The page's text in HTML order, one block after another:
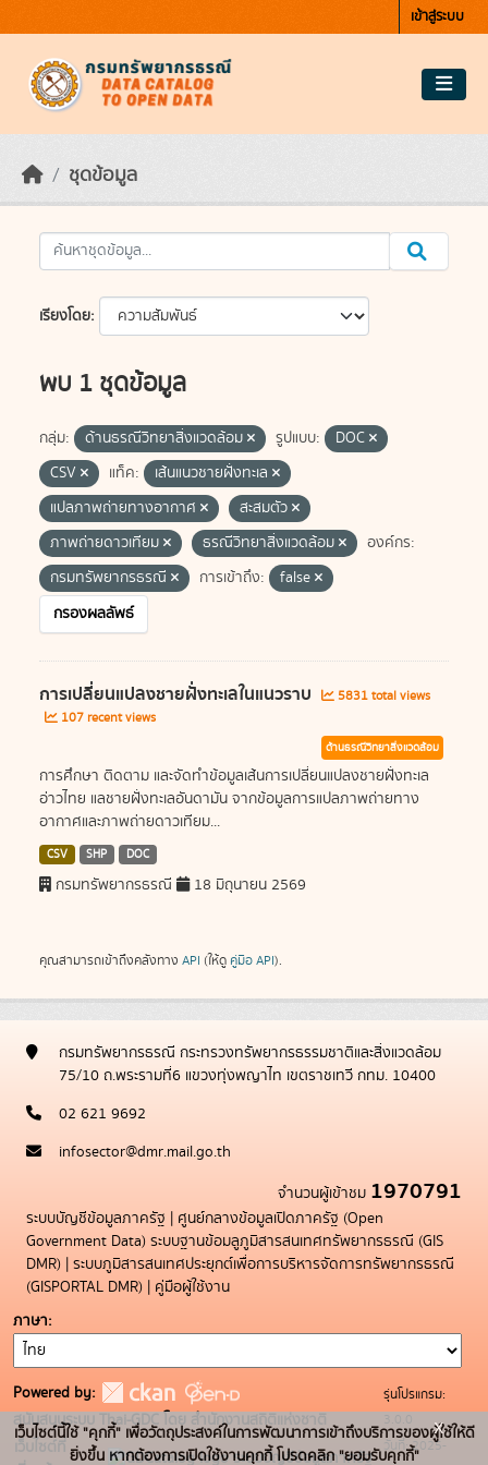
เข้าสู่ระบบ
ชุดข้อมูล
เรียงโดย
พบ 1 ชุดข้อมูล
กลุ่ม: ด้านธรณีวิทยาสิ่งแวดล้อม รูปแบบ:
DOC
CSV
แท็ค:
เส้นแนวชายฝั่งทะเล
แปลภาพถ่ายทางอากาศ
สะสมตัว
ภาพถ่ายดาวเทียม
ธรณีวิทยาสิ่งแวดล้อม
องค์กร:
กรมทรัพยากรธรณี
การเข้าถึง:
false
กรองผลลัพธ์
การเปลี่ยนแปลงชายฝั่งทะเลในแนวราบ
5831 total views
107 recent views
ด้านธรณีวิทยาสิ่งแวดล้อม
การศึกษา ติดตาม และจัดทำข้อมูลเส้นการเปลี่ยนแปลงชายฝั่งทะเล
อ่าวไทย แลชายฝั่งทะเลอันดามัน จากข้อมูลการแปลภาพถ่ายทาง
อากาศและภาพถ่ายดาวเทียม...
CSV SHP DOC
กรมทรัพยากรธรณี 18 มิถุนายน 2569
คุณสามารถเข้าถึงคลังทาง API (ให้ดู คู่มือ API).
กรมทรัพยากรธรณี กระทรวงทรัพยากรธรรมชาติและสิ่งแวดล้อม
75/10 ถ.พระรามที่6 แขวงทุ่งพญาไท เขตราชเทวี กทม. 10400
02 621 9692
infosector@dmr.mail.go.th
จำนวนผู้เข้าชม 1970791
ระบบบัญชีข้อมูลภาครัฐ | ศูนย์กลางข้อมูลเปิดภาครัฐ (Open
Government Data) ระบบฐานข้อมลูภูมิสารสนเทศทรัพยากรธรณี (GIS
DMR) | ระบบภูมิสารสนเทศประยุกต์เพื่อการบริหารจัดการทรัพยากรธรณี
(GISPORTAL DMR) | คู่มือผู้ใช้งาน
ภาษา
Powered by:
สนับสนุนระบบ Thai-GDC โดย สำนักงานสถิติแห่งชาติ
เว็บไซต์ที่
ระบบบัญชีข้อมูลภาครัฐ
รุ่นโปรแกรม:
3.0.0
วันที่: 2025-
เว็บไซต์นี้ใช้ "คุกกี้" เพื่อวัตถุประสงค์ในการพัฒนาการเข้าถึงบริการของผู้ใช้ให้ดี
ยิ่งขึ้น หากต้องการเปิดใช้งานคุกกี้ โปรดคลิก "ยอมรับคุกกี้"
x